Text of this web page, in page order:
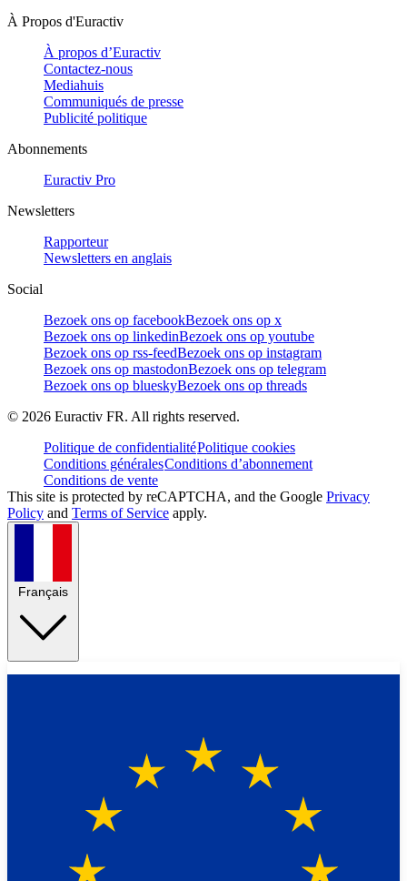
À Propos d'Euractiv
À propos d’Euractiv
Contactez-nous
Mediahuis
Communiqués de presse
Publicité politique
Abonnements
Euractiv Pro
Newsletters
Rapporteur
Newsletters en anglais
Social
Bezoek ons op facebookBezoek ons op x
Bezoek ons op linkedinBezoek ons op youtube
Bezoek ons op rss-feedBezoek ons op instagram
Bezoek ons op mastodonBezoek ons op telegram
Bezoek ons op blueskyBezoek ons op threads
© 2026 Euractiv FR. All rights reserved.
Politique de confidentialitéPolitique cookies
Conditions généralesConditions d’abonnement
Conditions de vente
This site is protected by reCAPTCHA, and the Google Privacy
Policy and Terms of Service apply.
Français